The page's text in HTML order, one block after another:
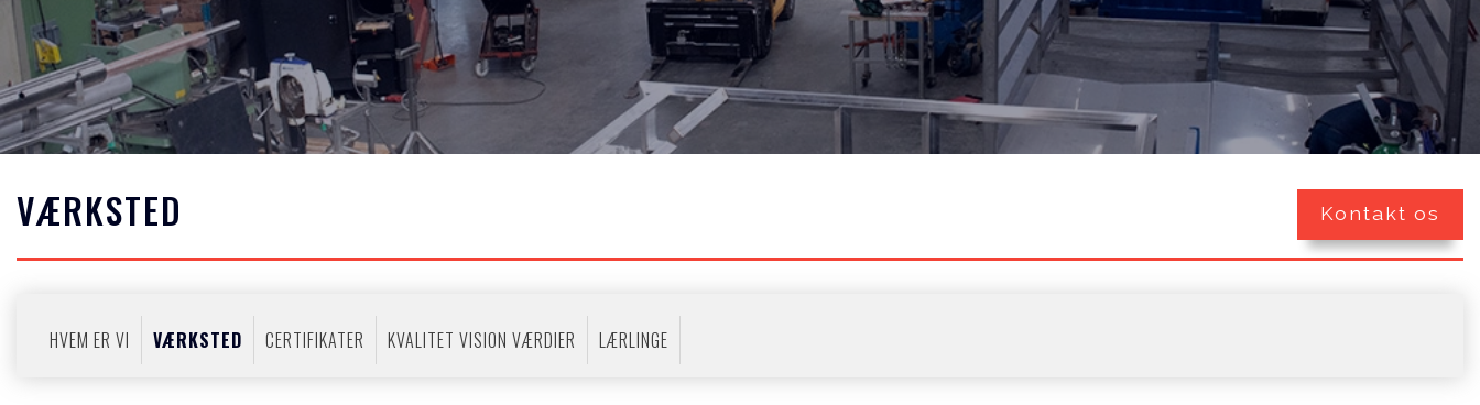
VÆRKSTED Kontakt os
Primær
navigation
HVEM ER VI VÆRKSTED CERTIFIKATER KVALITET VISION VÆRDIER LÆRLINGE